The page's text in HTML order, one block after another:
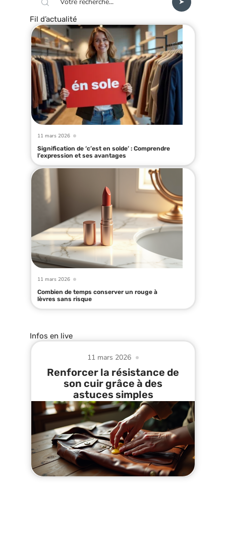
Fil d’actualité
11 mars 2026
Signification de ‘c’est en solde’ : Comprendre
l’expression et ses avantages
11 mars 2026
Combien de temps conserver un rouge à
lèvres sans risque
Infos en live
11 mars 2026
Renforcer la résistance de
son cuir grâce à des
astuces simples